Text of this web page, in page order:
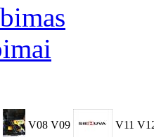
V08 V09 V11